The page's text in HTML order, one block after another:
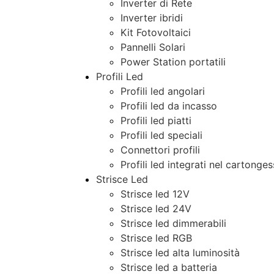
Inverter di Rete
Inverter ibridi
Kit Fotovoltaici
Pannelli Solari
Power Station portatili
Profili Led
Profili led angolari
Profili led da incasso
Profili led piatti
Profili led speciali
Connettori profili
Profili led integrati nel
Strisce Led
Strisce led 12V
Strisce led 24V
Strisce led dimmerabili
Strisce led RGB
Strisce led alta luminosità
Strisce led a batteria